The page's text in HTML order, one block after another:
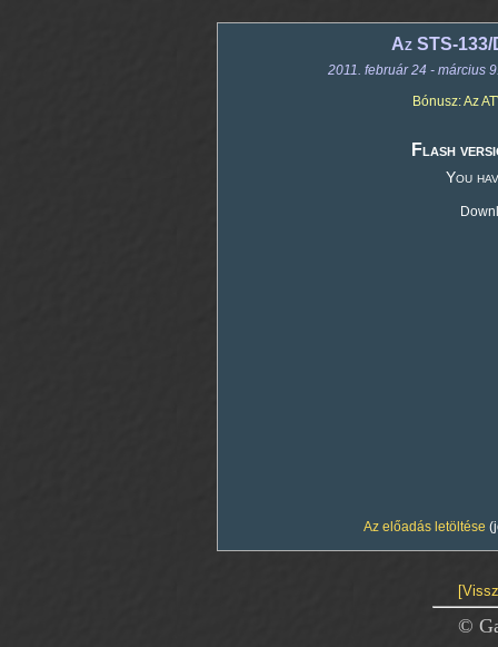
Az STS-133/
2011. február 24 - március
Bónusz: Az
Flash
You
Az előadás letöltése
©